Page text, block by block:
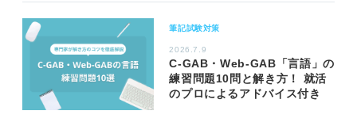
筆記試験対策
2026.7.9
C-GAB・Web-GAB「言語」の
練習問題10問と解き方！ 就活
のプロによるアドバイス付き